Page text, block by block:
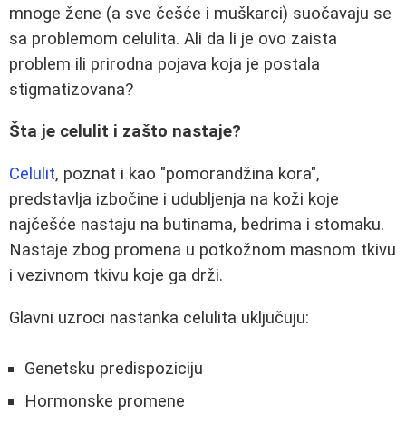
mnoge žene (a sve češće i muškarci) suočavaju se
sa problemom celulita. Ali da li je ovo zaista
problem ili prirodna pojava koja je postala
stigmatizovana?
Šta je celulit i zašto nastaje?
Celulit, poznat i kao "pomorandžina kora",
predstavlja izbočine i udubljenja na koži koje
najčešće nastaju na butinama, bedrima i stomaku.
Nastaje zbog promena u potkožnom masnom tkivu
i vezivnom tkivu koje ga drži.
Glavni uzroci nastanka celulita uključuju:
Genetsku predispoziciju
Hormonske promene